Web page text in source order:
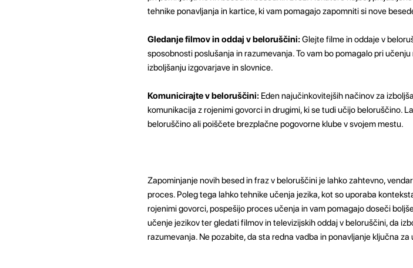
tehnike ponavljanja in kartice, ki vam pomagajo zapomniti si nove
Gledanje filmov in oddaj v beloruščini:Glejte filme in oddaje v
sposobnosti poslušanja in razumevanja. To vam bo pomagalo pri
izboljšanju izgovarjave in slovnice.
Komunicirajte v beloruščini:Eden najučinkovitejših načinov za
komunikacija z rojenimi govorci in drugimi, ki se tudi učijo beloruščino.
beloruščino ali poiščete brezplačne pogovorne klube v svojem mestu.
Zapominjanje novih besed in fraz v beloruščini je lahko zahtevno,
proces. Poleg tega lahko tehnike učenja jezika, kot so uporaba
rojenimi govorci, pospešijo proces učenja in vam pomagajo doseči
učenje jezikov ter gledati filmov in televizijskih oddaj v beloruščini, da
razumevanja. Ne pozabite, da sta redna vadba in ponavljanje ključna